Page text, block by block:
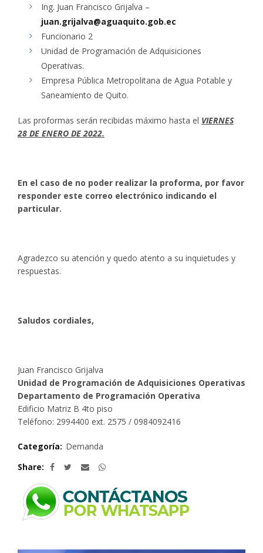
Ing. Juan Francisco Grijalva –
juan.grijalva@aguaquito.gob.ec
Funcionario 2
Unidad de Programación de Adquisiciones
Operativas.
Empresa Pública Metropolitana de Agua Potable y
Saneamiento de Quito.
Las proformas serán recibidas máximo hasta el VIERNES
28 DE ENERO DE 2022.
En el caso de no poder realizar la proforma, por favor
responder este correo electrónico indicando el
particular.
Agradezco su atención y quedo atento a su inquietudes y
respuestas.
Saludos cordiales,
Juan Francisco Grijalva
Unidad de Programación de Adquisiciones Operativas
Departamento de Programación Operativa
Edificio Matriz B 4to piso
Teléfono: 2994400 ext. 2575 / 0984092416
Categoría: Demanda
Share